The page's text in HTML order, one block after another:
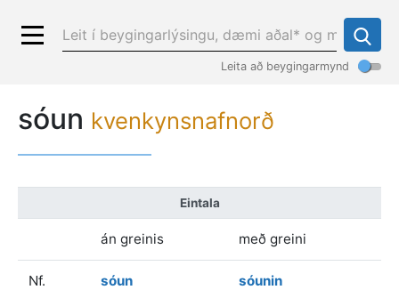
Leita að beygingarmynd
sóun kvenkynsnafnorð
Eintala
án greinis með greini
Nf. sóun sóunin